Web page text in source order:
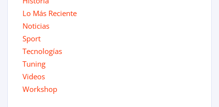
Lo Más Reciente
Noticias
Sport
Tecnologías
Tuning
Videos
Workshop